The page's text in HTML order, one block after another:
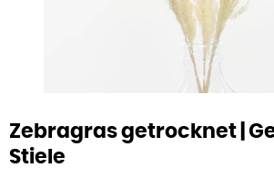
Zebragras getrocknet |
Stiele